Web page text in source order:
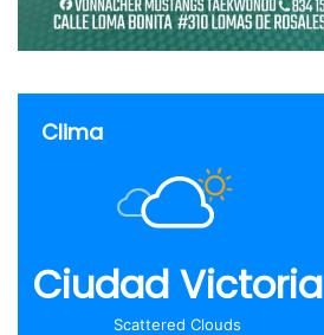
Clima
Ciudad Victoria
Scattered Clouds